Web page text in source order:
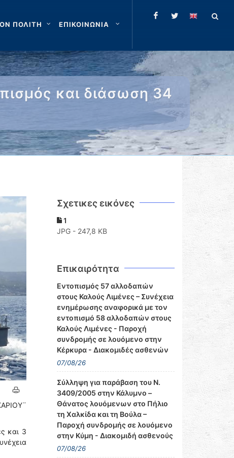
ΠΟΛΙΤΗ ΕΠΙΚΟΙΝΩΝΙΑ
και διάσωση 34
και 3
Σχετικες εικόνες
1
JPG - 247,8 KB
Επικαιρότητα
Εντοπισμός 57 αλλοδαπών
στους Καλούς Λιμένες – Συνέχεια
ενημέρωσης αναφορικά με τον
εντοπισμό 58 αλλοδαπών στους
Καλούς Λιμένες - Παροχή
συνδρομής σε λουόμενο στην
Κέρκυρα - Διακομιδές ασθενών
07/08/26
Σύλληψη για παράβαση του Ν.
3409/2005 στην Κάλυμνο –
Θάνατος λουόμενων στο Πήλιο
τη Χαλκίδα και τη Βούλα –
Παροχή συνδρομής σε λουόμενο
στην Κύμη - Διακομιδή ασθενούς
07/08/26